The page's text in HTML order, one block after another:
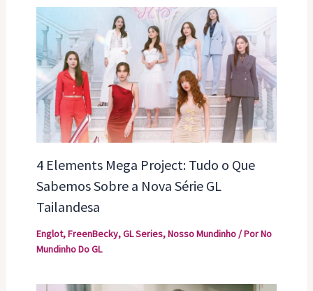
4 Elements Mega Project: Tudo o Que
Sabemos Sobre a Nova Série GL
Tailandesa
Englot,FreenBecky,GL Series,Nosso Mundinho/ PorNo
Mundinho Do GL